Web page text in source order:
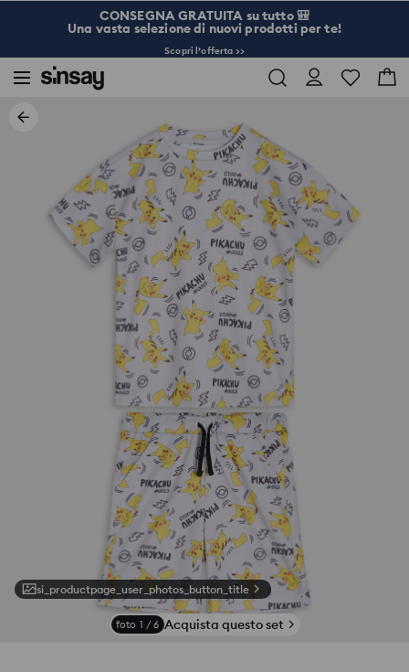
CONSEGNA GRATUITA su tutto 🎒
Una vasta selezione di nuovi prodotti per te!
Scopri l’offerta >>
si_productpage_user_photos_button_title
foto 1 / 6 Acquista questo set